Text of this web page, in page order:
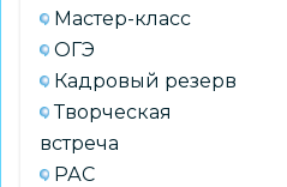
Мастер-класс
ОГЭ
Кадровый резерв
Творческая
встреча
РАС